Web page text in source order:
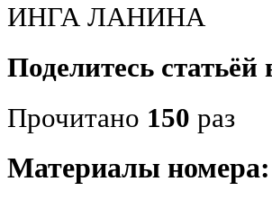
ИНГА ЛАНИНА
Поделитесь статьёй
Прочитано 150 раз
Материалы номера: